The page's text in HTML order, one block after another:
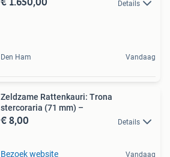
Details
Den Ham Vandaag
Zeldzame Rattenkauri: Trona
stercoraria (71 mm) –
€ 8,00 Details
Bezoek website Vandaag